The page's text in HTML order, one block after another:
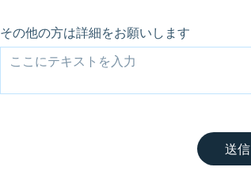
その他の方は詳細をお願いします
送信